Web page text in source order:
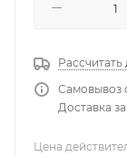
Рассчитать
Самовывоз
Доставка
Цена